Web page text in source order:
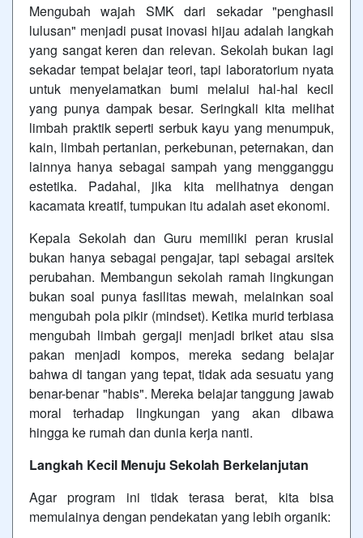
Mengubah wajah SMK dari sekadar "penghasil
lulusan" menjadi pusat inovasi hijau adalah langkah
yang sangat keren dan relevan. Sekolah bukan lagi
sekadar tempat belajar teori, tapi laboratorium nyata
untuk menyelamatkan bumi melalui hal-hal kecil
yang punya dampak besar. Seringkali kita melihat
limbah praktik seperti serbuk kayu yang menumpuk,
kain, limbah pertanian, perkebunan, peternakan, dan
lainnya hanya sebagai sampah yang mengganggu
estetika. Padahal, jika kita melihatnya dengan
kacamata kreatif, tumpukan itu adalah aset ekonomi.
Kepala Sekolah dan Guru memiliki peran krusial
bukan hanya sebagai pengajar, tapi sebagai arsitek
perubahan. Membangun sekolah ramah lingkungan
bukan soal punya fasilitas mewah, melainkan soal
mengubah pola pikir (mindset). Ketika murid terbiasa
mengubah limbah gergaji menjadi briket atau sisa
pakan menjadi kompos, mereka sedang belajar
bahwa di tangan yang tepat, tidak ada sesuatu yang
benar-benar "habis". Mereka belajar tanggung jawab
moral terhadap lingkungan yang akan dibawa
hingga ke rumah dan dunia kerja nanti.
Langkah Kecil Menuju Sekolah Berkelanjutan
Agar program ini tidak terasa berat, kita bisa
memulainya dengan pendekatan yang lebih organik: